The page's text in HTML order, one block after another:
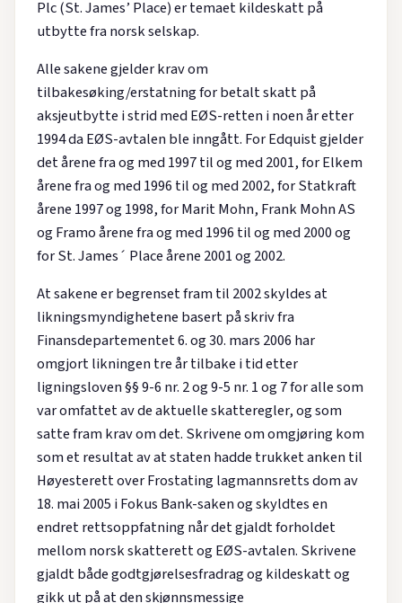
Plc (St. James’ Place) er temaet kildeskatt på
utbytte fra norsk selskap.
Alle sakene gjelder krav om
tilbakesøking/erstatning for betalt skatt på
aksjeutbytte i strid med EØS-retten i noen år etter
1994 da EØS-avtalen ble inngått. For Edquist gjelder
det årene fra og med 1997 til og med 2001, for Elkem
årene fra og med 1996 til og med 2002, for Statkraft
årene 1997 og 1998, for Marit Mohn, Frank Mohn AS
og Framo årene fra og med 1996 til og med 2000 og
for St. James´ Place årene 2001 og 2002.
At sakene er begrenset fram til 2002 skyldes at
likningsmyndighetene basert på skriv fra
Finansdepartementet 6. og 30. mars 2006 har
omgjort likningen tre år tilbake i tid etter
ligningsloven §§ 9-6 nr. 2 og 9-5 nr. 1 og 7 for alle som
var omfattet av de aktuelle skatteregler, og som
satte fram krav om det. Skrivene om omgjøring kom
som et resultat av at staten hadde trukket anken til
Høyesterett over Frostating lagmannsretts dom av
18. mai 2005 i Fokus Bank-saken og skyldtes en
endret rettsoppfatning når det gjaldt forholdet
mellom norsk skatterett og EØS-avtalen. Skrivene
gjaldt både godtgjørelsesfradrag og kildeskatt og
gikk ut på at den skjønnsmessige